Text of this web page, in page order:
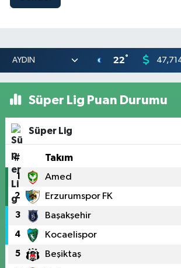
22°
Süper Lig Puan Durumu
Süper Lig
# Takım
1 Amed
2 Erzurumspor FK
3 Başakşehir
4 Kocaelispor
5 Beşiktaş